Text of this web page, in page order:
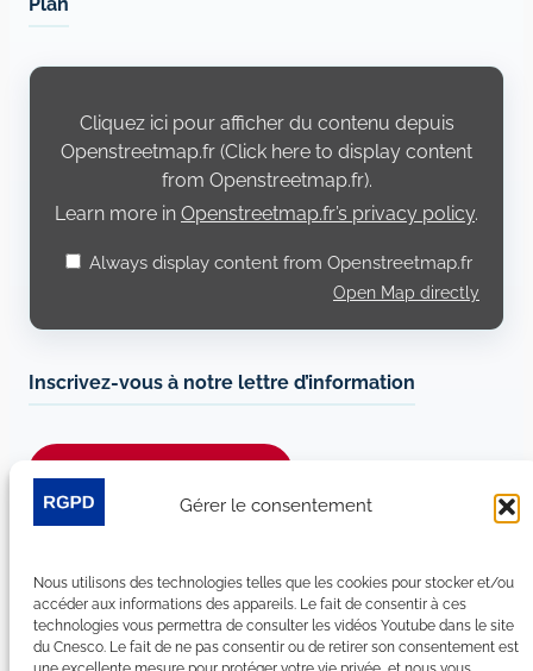
Gérer le consentement
Nous utilisons des technologies telles que les cookies pour stocker et/ou
accéder aux informations des appareils. Le fait de consentir à ces
technologies vous permettra de consulter les vidéos Youtube dans le site
du Cnesco. Le fait de ne pas consentir ou de retirer son consentement est
Display
Openstreetmap.fr
Cliquez ici pour afficher du contenu depuis
Openstreetmap.fr (Click here to display content
from Openstreetmap.fr).
Learn more in Openstreetmap.fr’s privacy policy.
Always display content from Openstreetmap.fr
Open Map directly
Inscrivez-vous à notre lettre d’information
LinkedIn
YouTube
Facebook
Bluesky